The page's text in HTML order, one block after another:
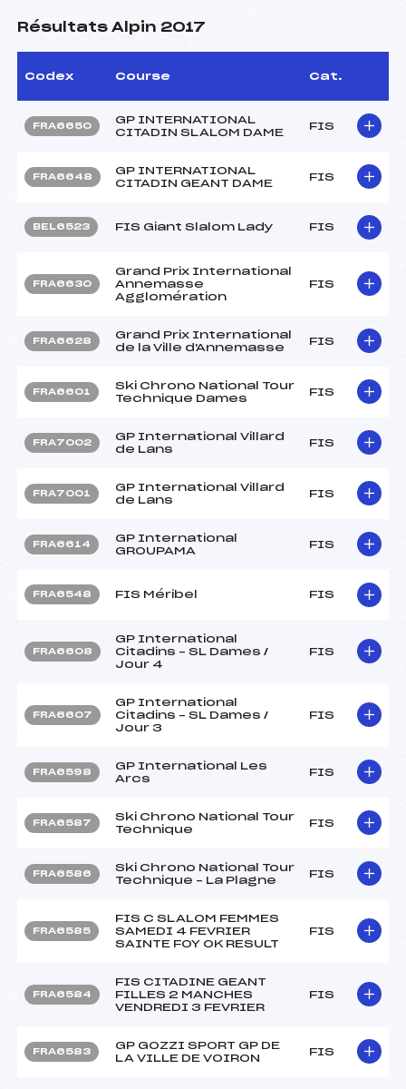
Résultats Alpin 2017
Codex Course Cat.
FRA6650
GP INTERNATIONAL
CITADIN SLALOM DAME
FIS
FRA6648
GP INTERNATIONAL
CITADIN GEANT DAME
FIS
BEL6523 FIS Giant Slalom Lady FIS
FRA6630
Grand Prix International
Annemasse
Agglomération
FIS
FRA6628
Grand Prix International
de la Ville d'Annemasse
FIS
FRA6601
Ski Chrono National Tour
Technique Dames
FIS
FRA7002
GP International Villard
de Lans
FIS
FRA7001
GP International Villard
de Lans
FIS
FRA6614
GP International
GROUPAMA
FIS
FRA6548 FIS Méribel FIS
FRA6608
GP International
Citadins – SL Dames /
Jour 4
FIS
FRA6607
GP International
Citadins – SL Dames /
Jour 3
FIS
FRA6598
GP International Les
Arcs
FIS
FRA6587
Ski Chrono National Tour
Technique
FIS
FRA6586
Ski Chrono National Tour
Technique – La Plagne
FIS
FRA6585
FIS C SLALOM FEMMES
SAMEDI 4 FEVRIER
SAINTE FOY OK RESULT
FIS
FRA6584
FIS CITADINE GEANT
FILLES 2 MANCHES
VENDREDI 3 FEVRIER
FIS
FRA6583
GP GOZZI SPORT GP DE
LA VILLE DE VOIRON
FIS